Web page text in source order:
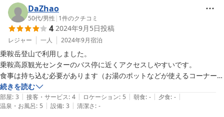
ようやく入り口側２つくらいはお湯になるといった具合で、勝手がわか
るまで困りました。
やっとお湯になっても、たくさん水出してるからかと思いますが、シャ
ワーを手で持つと水量が下がってしまってなかなか大変でした。
水道管が冷え切ってるからそうしないとお湯にならないということをス
タッフさんから聞きました。
何度も宿泊してますがこういうのは初めてでした。老朽化とかの影響も
あるのでしょうか。
濃い硫黄泉ゆえに湯船のお湯で頭洗うわけにもいかないので、できれば
改善していただきたいです。
DaZhao
50代/男性 | 1件のクチコミ
4 2024年9月5日投稿
レジャー 一人 2024年9月宿泊
乗鞍岳登山で利用しました。
乗鞍高原観光センターのバス停に近くアクセスしやすいです。
食事は持ち込む必要があります（お湯のポットなどが使えるコーナーが
あり）。
硫黄泉の温泉がとても良かったです。
続きを読む
部屋: 3 | 接客・サービス: 4 | ロケーション: 5 | 朝食: - | 夕食: - |
温泉・お風呂: 5 | 設備: 3 | 清潔さ: -